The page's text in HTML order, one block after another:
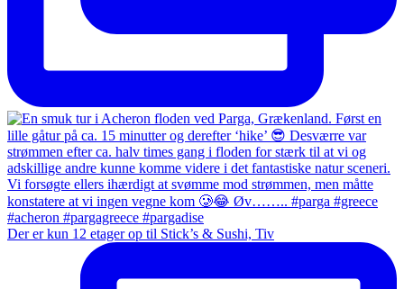
Der er kun 12 etager op til Stick’s & Sushi, Tiv